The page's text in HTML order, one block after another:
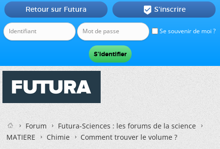
Se souvenir de moi ?
Retour sur Futura  S'inscrire
Forum
Futura-Sciences : les forums de la science
MATIERE
Chimie Comment trouver le volume ?